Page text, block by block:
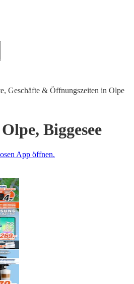
Geschäfte & Öffnungszeiten in Olpe
Biggesee
App öffnen.